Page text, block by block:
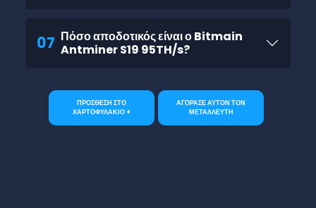
07 Πόσο αποδοτικός είναι ο Bitmain
Antminer S19 95TH/s?
ΠΡΟΣΘΕΣΗ ΣΤΟ
ΧΑΡΤΟΦΥΛΑΚΙΟ +
ΑΓΟΡΑΣΕ ΑΥΤΟΝ ΤΟΝ
ΜΕΤΑΛΛΕΥΤΗ